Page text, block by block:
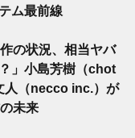
ム最前線
の状況、相当ヤバ
」小島芳樹（chot
人（necco inc.）が
未来